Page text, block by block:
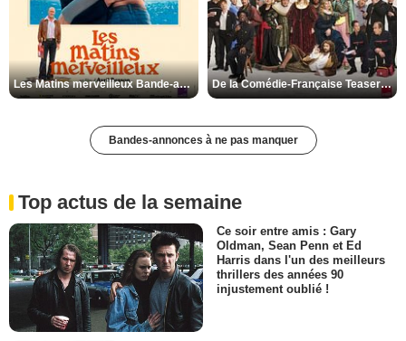
Les Matins merveilleux Bande-annonce VF De la Comédie-Française Teaser VF
Bandes-annonces à ne pas manquer
Top actus de la semaine
Ce soir entre amis : Gary
Oldman, Sean Penn et Ed
Harris dans l'un des meilleurs
thrillers des années 90
injustement oublié !